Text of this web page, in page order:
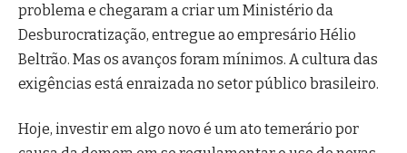
problema e chegaram a criar um Ministério da
Desburocratização, entregue ao empresário Hélio
Beltrão. Mas os avanços foram mínimos. A cultura das
exigências está enraizada no setor público brasileiro.
Hoje, investir em algo novo é um ato temerário por